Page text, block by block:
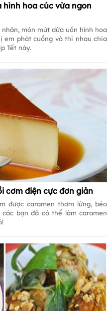
hình hoa cúc vừa ngon
món mứt dừa uốn hình hoa
em phát cuồng và thi nhau chia
Tết này.
cơm điện cực đơn giản
được caramen thơm lừng, béo
bạn đã có thể làm caramen